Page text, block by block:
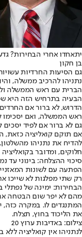
יתאחדו אחרי הבחירות?
בן חקון
גם הסיעות החרדיות
נתניהו להרכיב ממשלה,
הברית עם ראש הממשלה
הבעיה בתרחיש הזה היא
הדרוש, לא ברור אם
ראש הממשלה, ואם יסכימו
גם לא ברור אם לפיד
אם תוקם קואליציה כזאת,
להדיח את נתניהו
חלוקים, ומדובר
סיכוי ההצלחה: בינוני עד
הפתעה עם לשונות
רק שתי מפלגות לא שייכו
הבחירות: ימינה של
מהם לא יפר שום הבטחה
המתנגדים לו. במקרה
את הליכוד בחוץ, תצלח.
צילום: באדיבות ערוץ 20